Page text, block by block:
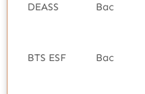
DEASS Bac
BTS ESF Bac